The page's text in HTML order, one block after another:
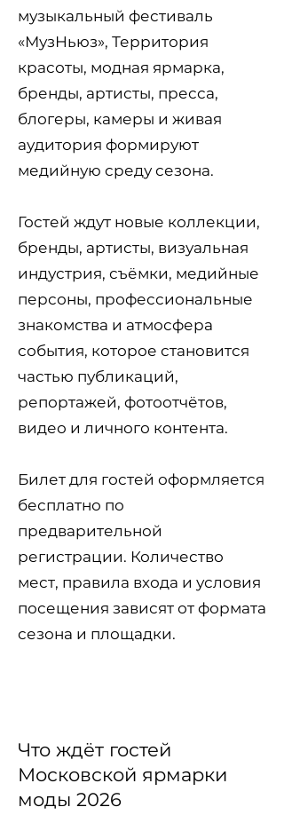
музыкальный фестиваль
«МузНьюз», Территория
красоты, модная ярмарка,
бренды, артисты, пресса,
блогеры, камеры и живая
аудитория формируют
медийную среду сезона.
Гостей ждут новые коллекции,
бренды, артисты, визуальная
индустрия, съёмки, медийные
персоны, профессиональные
знакомства и атмосфера
события, которое становится
частью публикаций,
репортажей, фотоотчётов,
видео и личного контента.
Билет для гостей оформляется
бесплатно по
предварительной
регистрации. Количество
мест, правила входа и условия
посещения зависят от формата
сезона и площадки.
Что ждёт гостей
Московской ярмарки
моды 2026